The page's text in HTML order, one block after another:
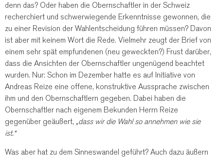
denn das? Oder haben die Obernschaftler in der Schweiz
recherchiert und schwerwiegende Erkenntnisse gewonnen, die
zu einer Revision der Wahlentscheidung führen müssen? Davon
ist aber mit keinem Wort die Rede. Vielmehr zeugt der Brief von
einem sehr spät empfundenen (neu geweckten?) Frust darüber,
dass die Ansichten der Obernschaftler ungenügend beachtet
wurden. Nur: Schon im Dezember hatte es auf Initiative von
Andreas Reize eine offene, konstruktive Aussprache zwischen
ihm und den Obernschaftlern gegeben. Dabei haben die
Obernschaftler nach eigenem Bekunden Herrn Reize
gegenüber geäußert, „dass wir die Wahl so annehmen wie sie
ist.“
Was aber hat zu dem Sinneswandel geführt? Auch dazu äußern